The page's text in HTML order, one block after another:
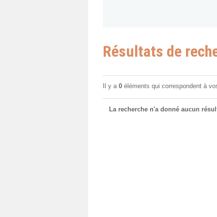
Résultats de
Il y a 0 éléments qui correspondent à
La recherche n'a donné aucun